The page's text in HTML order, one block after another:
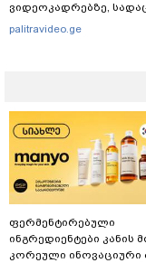
ვიდეოკადრებზე,
განწირული ვედრების
palitravideo.ge
ფერმენტირებული
ინგრედიენტები კანის
კორეული ინოვაციური